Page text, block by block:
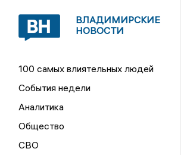
ВЛАДИМИРСКИЕ
НОВОСТИ
100 самых влиятельных людей
События недели
Аналитика
Общество
СВО